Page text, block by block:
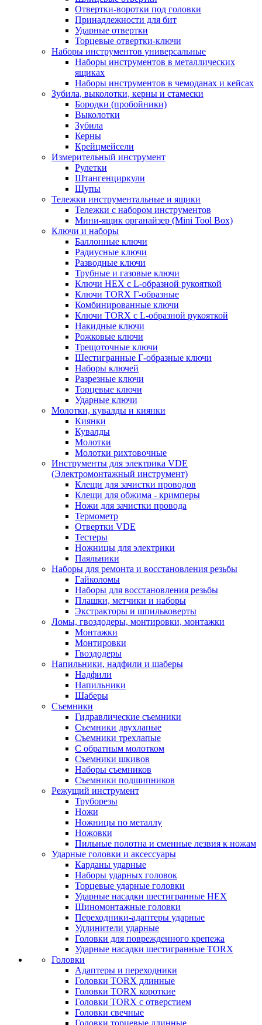
Отвертки-воротки под головки
Принадлежности для бит
Ударные отвертки
Торцевые отвертки-ключи
Наборы инструментов универсальные
Наборы инструментов в металлических
ящиках
Наборы инструментов в чемоданах и кейсах
Зубила, выколотки, керны и стамески
Бородки (пробойники)
Выколотки
Зубила
Керны
Крейцмейсели
Измерительный инструмент
Рулетки
Штангенциркули
Щупы
Тележки инструментальные и ящики
Тележки с набором инструментов
Мини-ящик органайзер (Mini Tool Box)
Ключи и наборы
Баллонные ключи
Радиусные ключи
Разводные ключи
Трубные и газовые ключи
Ключи HEX с L-образной рукояткой
Ключи TORX Г-образные
Комбинированные ключи
Ключи TORX с L-образной рукояткой
Накидные ключи
Рожковые ключи
Трещоточные ключи
Шестигранные Г-образные ключи
Наборы ключей
Разрезные ключи
Торцевые ключи
Ударные ключи
Молотки, кувалды и киянки
Киянки
Кувалды
Молотки
Молотки рихтовочные
Инструменты для электрика VDE
(Электромонтажный инструмент)
Клещи для зачистки проводов
Клещи для обжима - кримперы
Ножи для зачистки провода
Термометр
Отвертки VDE
Тестеры
Ножницы для электрики
Паяльники
Наборы для ремонта и восстановления резьбы
Гайколомы
Наборы для восстановления резьбы
Плашки, метчики и наборы
Экстракторы и шпильковерты
Ломы, гвоздодеры, монтировки, монтажки
Монтажки
Монтировки
Гвоздодеры
Напильники, надфили и шаберы
Надфили
Напильники
Шаберы
Съемники
Гидравлические съемники
Съемники двухлапые
Съемники трехлапые
С обратным молотком
Съемники шкивов
Наборы съемников
Съемники подшипников
Режущий инструмент
Труборезы
Ножи
Ножницы по металлу
Ножовки
Пильные полотна и сменные лезвия к ножам
Ударные головки и аксессуары
Карданы ударные
Наборы ударных головок
Торцевые ударные головки
Ударные насадки шестигранные HEX
Шиномонтажные головки
Переходники-адаптеры ударные
Удлинители ударные
Головки для поврежденного крепежа
Ударные насадки шестигранные TORX
Головки
Адаптеры и переходники
Головки TORX длинные
Головки TORX короткие
Головки TORX с отверстием
Головки свечные
Головки торцевые длинные